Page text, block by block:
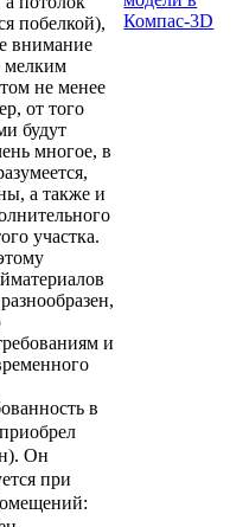
побелкой),
внимание
мелким
не менее
от того
будут
многое, в
а также и
участка.
и
в
Он
при
Компас-3D